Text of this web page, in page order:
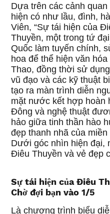
Dựa trên các cảnh
hiện có như lầu, đình,
Viên, “Sự tái hiện của
Thuyền, một trong tứ
Quốc làm tuyến chính,
hoa để thể hiện văn
Thao, đồng thời sử
vũ đạo và các kỹ thuật
tạo ra màn trình diễn
mặt nước kết hợp hoàn
Đông và nghệ thuật
hảo giữa tinh thần hào
đẹp thanh nhã của
Dưới góc nhìn hiện đại,
Điêu Thuyền và vẻ đẹp
Sự tái hiện của Điêu
Chờ đợi bạn vào 1/5
Là chương trình biểu